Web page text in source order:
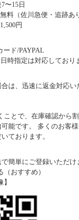
〜15日
料（佐川急便・追跡あ
円
ード/PAYPAL
時指定は対応しており
は、迅速に返金対応い
ことで、在庫確認から
能です。 多くのお客
ております。
簡単にご登録いただけ
（おすすめ）